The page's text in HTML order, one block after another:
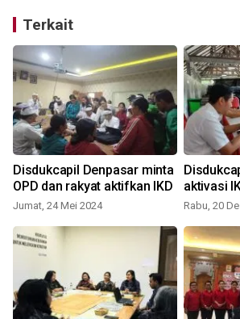
Terkait
Disdukcapil Denpasar minta
OPD dan rakyat aktifkan IKD
Jumat, 24 Mei 2024
aktivasi
Rabu, 20